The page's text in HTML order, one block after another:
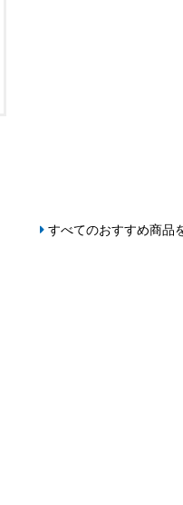
すべてのおすすめ商品